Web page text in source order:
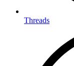
Threads